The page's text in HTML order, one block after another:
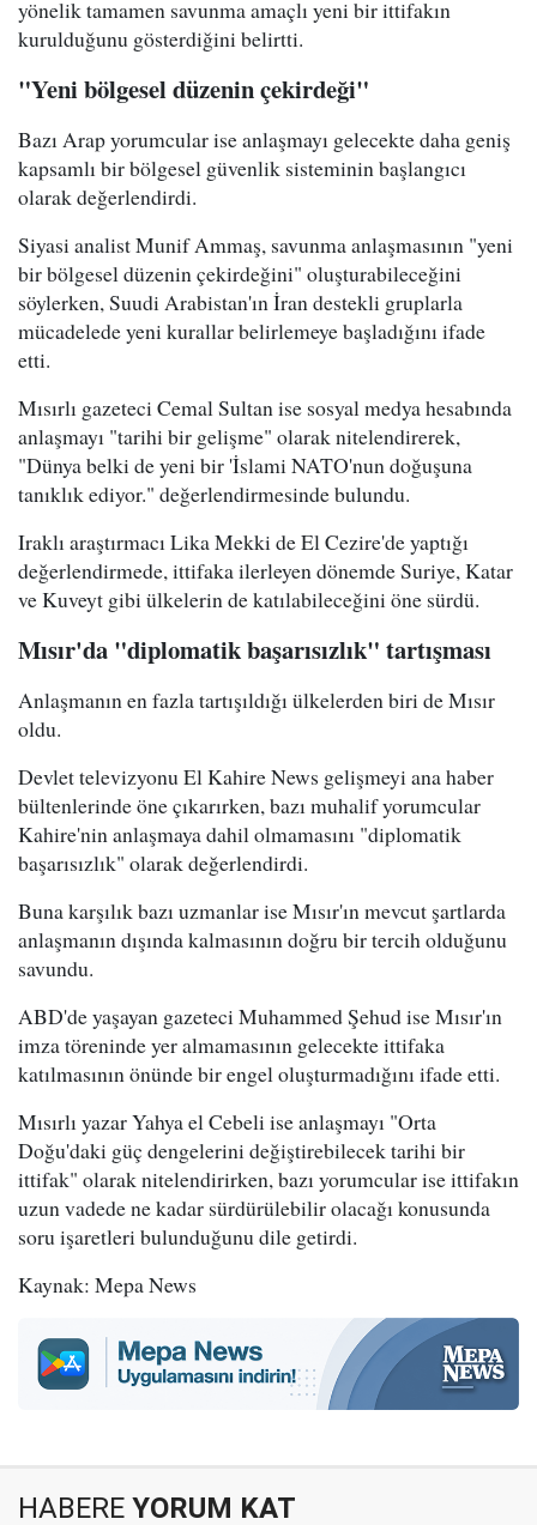
yönelik tamamen savunma amaçlı yeni bir ittifakın
kurulduğunu gösterdiğini belirtti.
"Yeni bölgesel düzenin çekirdeği"
Bazı Arap yorumcular ise anlaşmayı gelecekte daha geniş
kapsamlı bir bölgesel güvenlik sisteminin başlangıcı
olarak değerlendirdi.
Siyasi analist Munif Ammaş, savunma anlaşmasının "yeni
bir bölgesel düzenin çekirdeğini" oluşturabileceğini
söylerken, Suudi Arabistan'ın İran destekli gruplarla
mücadelede yeni kurallar belirlemeye başladığını ifade
etti.
Mısırlı gazeteci Cemal Sultan ise sosyal medya hesabında
anlaşmayı "tarihi bir gelişme" olarak nitelendirerek,
"Dünya belki de yeni bir 'İslami NATO'nun doğuşuna
tanıklık ediyor." değerlendirmesinde bulundu.
Iraklı araştırmacı Lika Mekki de El Cezire'de yaptığı
değerlendirmede, ittifaka ilerleyen dönemde Suriye, Katar
ve Kuveyt gibi ülkelerin de katılabileceğini öne sürdü.
Mısır'da "diplomatik başarısızlık" tartışması
Anlaşmanın en fazla tartışıldığı ülkelerden biri de Mısır
oldu.
Devlet televizyonu El Kahire News gelişmeyi ana haber
bültenlerinde öne çıkarırken, bazı muhalif yorumcular
Kahire'nin anlaşmaya dahil olmamasını "diplomatik
başarısızlık" olarak değerlendirdi.
Buna karşılık bazı uzmanlar ise Mısır'ın mevcut şartlarda
anlaşmanın dışında kalmasının doğru bir tercih olduğunu
savundu.
ABD'de yaşayan gazeteci Muhammed Şehud ise Mısır'ın
imza töreninde yer almamasının gelecekte ittifaka
katılmasının önünde bir engel oluşturmadığını ifade etti.
Mısırlı yazar Yahya el Cebeli ise anlaşmayı "Orta
Doğu'daki güç dengelerini değiştirebilecek tarihi bir
ittifak" olarak nitelendirirken, bazı yorumcular ise ittifakın
uzun vadede ne kadar sürdürülebilir olacağı konusunda
soru işaretleri bulunduğunu dile getirdi.
Kaynak: Mepa News
HABERE YORUM KAT